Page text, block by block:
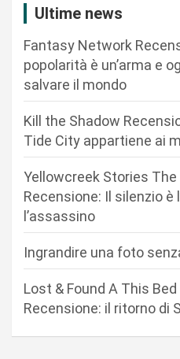
Ultime news
Fantasy Network
popolarità è un’arma e
salvare il mondo
Kill the Shadow
Tide City appartiene ai
Yellowcreek Stories
Recensione: Il silenzio è
l’assassino
Ingrandire una foto
Lost & Found A This
Recensione: il ritorno di